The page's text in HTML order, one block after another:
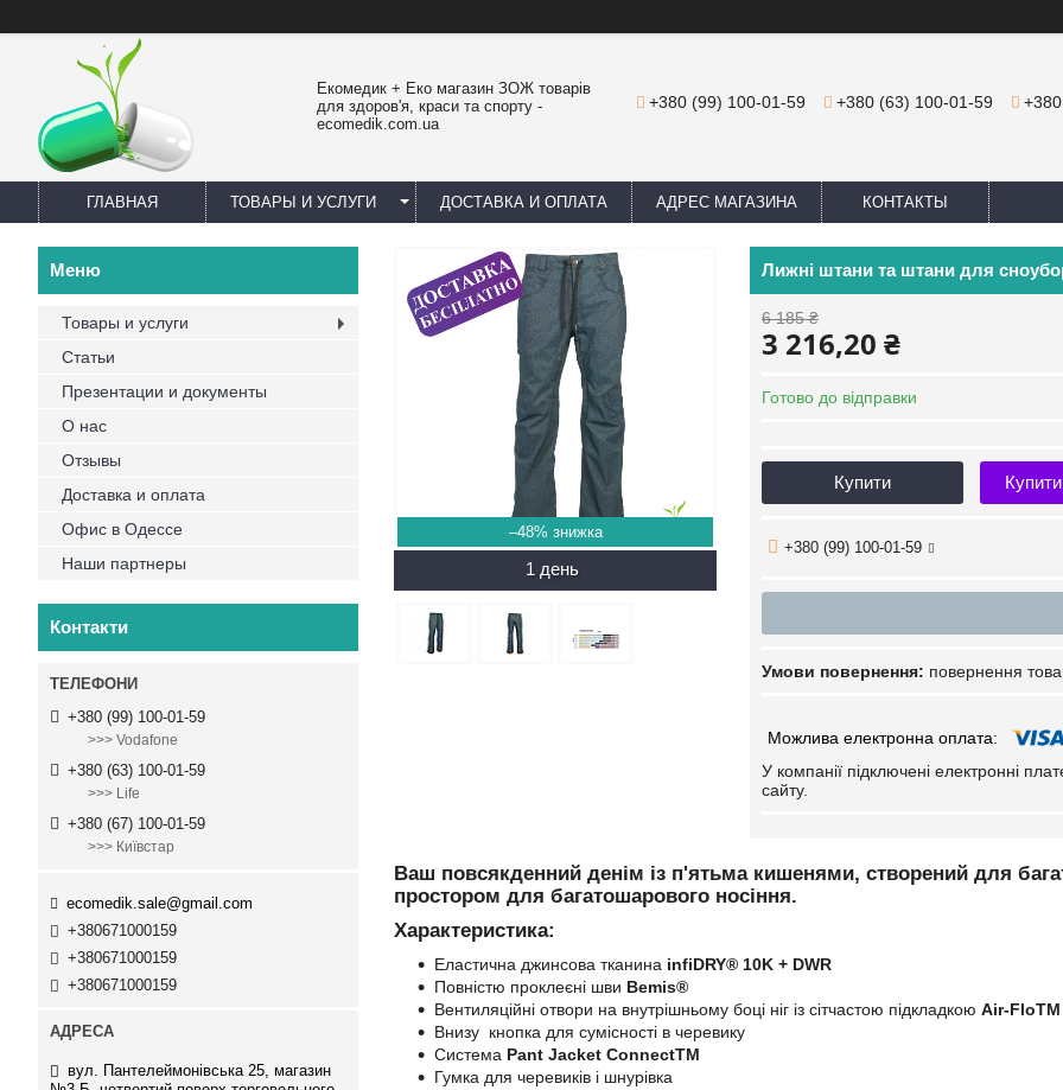
Екомедик + Еко магазин ЗОЖ товарів
для здоров'я, краси та спорту -
ecomedik.com.ua
+380 (99) 100-01-59 +380 (63) 100-01-59
ГЛАВНАЯ ТОВАРЫ И УСЛУГИ ДОСТАВКА И ОПЛАТА АДРЕС МАГАЗИНА КОНТАКТЫ
–48%
1 день
Лижні штани та штани для
6 185 ₴
3 216,20 ₴
Готово до відправки
Купити
+380 (99) 100-01-59
повернення
У компанії підключені електронні
сайту.
Ваш повсякденний денім із п'ятьма кишенями, створений для
простором для багатошарового носіння.
Характеристика:
Еластична джинсова тканина infiDRY® 10K + DWR
Повністю проклеєні шви Bemis®
Вентиляційні отвори на внутрішньому боці ніг із сітчастою підкладкою Air-FloTM
Внизу кнопка для сумісності в черевику
Система Pant Jacket ConnectTM
Гумка для черевиків і шнурівка
Товары и услуги
Статьи
Презентации и документы
О нас
Отзывы
Доставка и оплата
Офис в Одессе
Наши партнеры
Контакти
+380 (99) 100-01-59
>>> Vodafone
+380 (63) 100-01-59
>>> Life
+380 (67) 100-01-59
>>> Київстар
ecomedik.sale@gmail.com
+380671000159
+380671000159
+380671000159
вул. Пантелеймонівська 25, магазин